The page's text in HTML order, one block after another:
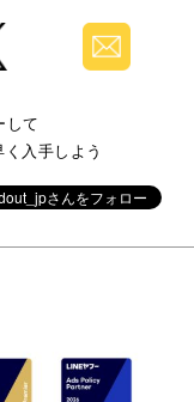
して
入手しよう